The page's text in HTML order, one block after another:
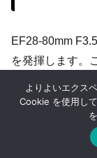
EF28-80mm
を発揮します。
角端の28mmで
捉えることが
くの被写体を引
シ
よりよいエクス
Cookie を使用し